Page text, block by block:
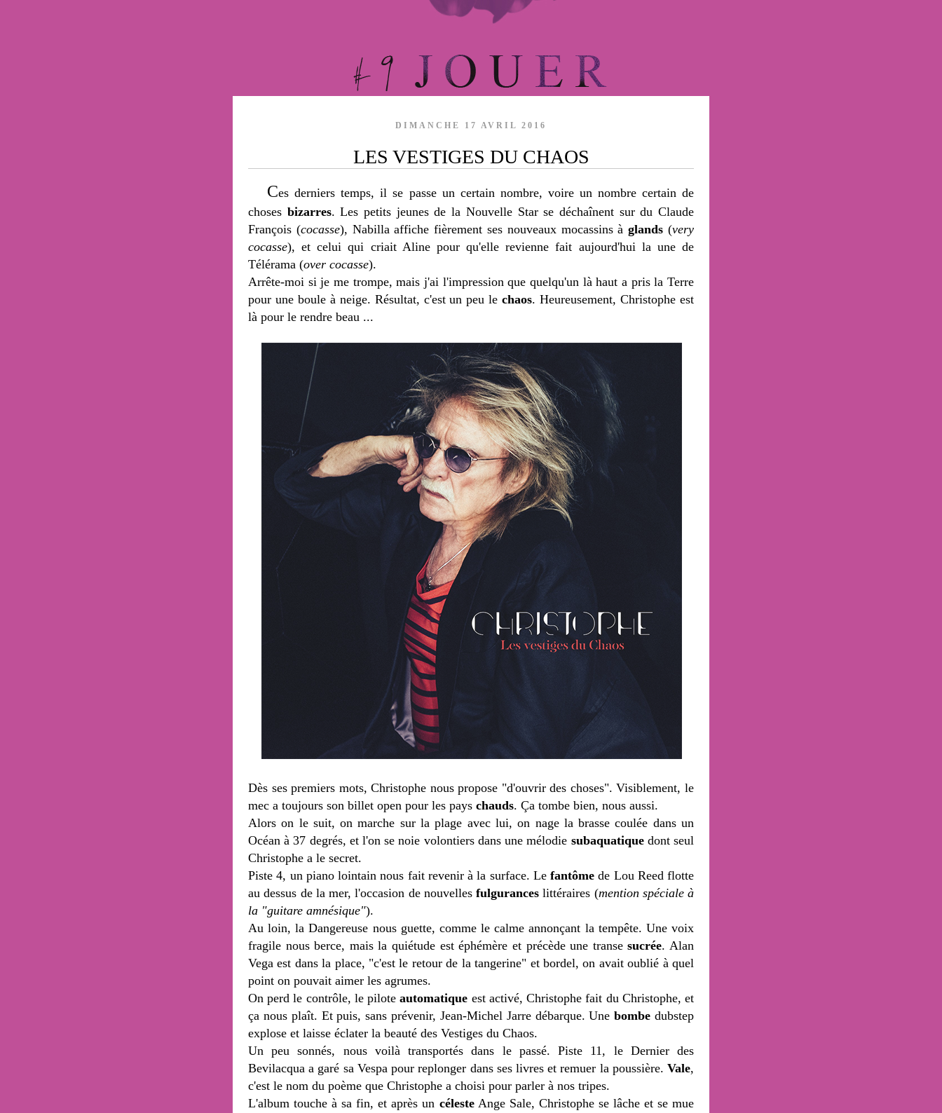
DIMANCHE 17 AVRIL 2016
LES VESTIGES DU CHAOS
Ces derniers temps, il se passe un certain nombre, voire un nombre certain de
choses bizarres. Les petits jeunes de la Nouvelle Star se déchaînent sur du Claude
François (cocasse), Nabilla affiche fièrement ses nouveaux mocassins àglands (very
cocasse), et celui qui criait Aline pour qu'elle revienne fait aujourd'hui la une de
Télérama (over cocasse).
Arrête-moi si je me trompe, mais j'ai l'impression que quelqu'un là haut a pris la Terre
pour une boule à neige. Résultat, c'est un peu lechaos. Heureusement, Christophe est
là pour le rendre beau ...
Dès ses premiers mots, Christophe nous propose "d'ouvrir des choses". Visiblement, le
mec a toujours son billet open pour les pays chauds. Ça tombe bien, nous aussi.
Alors on le suit, on marche sur la plage avec lui, on nage la brasse coulée dans un
Océan à 37 degrés, et l'on se noie volontiers dans une mélodie subaquatiquedont seul
Christophe a le secret.
Piste 4, un piano lointain nous fait revenir à la surface. Le fantôme de Lou Reed flotte
au dessus de la mer, l'occasion de nouvelles fulgurances littéraires (mention spéciale à
la "guitare amnésique").
Au loin, la Dangereuse nous guette, comme le calme annonçant la tempête. Une voix
fragile nous berce, mais la quiétude est éphémère et précède une transesucrée. Alan
Vega est dans la place, "c'est le retour de la tangerine" et bordel, on avait oublié à quel
point on pouvait aimer les agrumes.
On perd le contrôle, le piloteautomatique est activé, Christophe fait du Christophe, et
ça nous plaît. Et puis, sans prévenir, Jean-Michel Jarre débarque. Unebombe dubstep
explose et laisse éclater la beauté des Vestiges du Chaos.
Un peu sonnés, nous voilà transportés dans le passé. Piste 11, le Dernier des
Bevilacqua a garé sa Vespa pour replonger dans ses livres et remuer la poussière. Vale,
c'est le nom du poème que Christophe a choisi pour parler à nos tripes.
L'album touche à sa fin, et après un célesteAnge Sale, Christophe se lâche et se mue